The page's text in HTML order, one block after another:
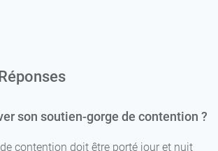
son soutien-gorge de contention ?
contention doit être porté jour et nuit